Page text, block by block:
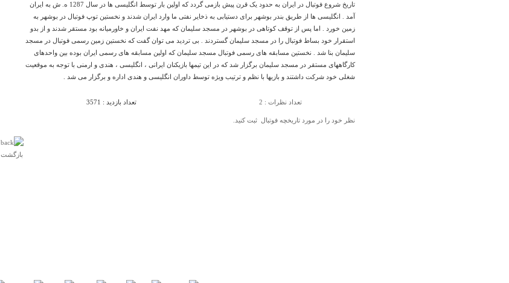
تاریخ شروع فوتبال در ایران به حدود یک قرن پیش بازمی گردد که اولین بار توسط انگلیسی ها در سال 1287 ه. ش به ایران
‏آمد . انگلیسی ها از طریق بندر بوشهر برای دستیابی به ذخایر نفتی ما وارد ایران شدند و نخستین توپ فوتبال در بوشهر به
زمین ‏خورد . اما پس از توقف کوتاهی در بوشهر در مسجد سلیمان که مهد نفت ایران و خاورمیانه بود مستقر شدند و از بدو
استقرار ‏خود بساط فوتبال را در مسجد سلیمان گستردند . بی تردید می توان گفت که نخستین زمین رسمی فوتبال در مسجد
سلیمان بنا شد . ‏نخستین مسابقه های رسمی فوتبال مسجد سلیمان که اولین مسابقه های رسمی ایران بوده بین واحدهای
کارگاههای مستقر در مسجد ‏سلیمان برگزار شد که در این تیمها بازیکنان ایرانی ، انگلیسی ، هندی و ارمنی با توجه به موقعیت
شغلی خود شرکت داشتند و ‏بازیها با نظم و ترتیب ویژه توسط داوران انگلیسی و هندی اداره و برگزار می شد . ‏
تعداد نظرات : 2 تعداد بازدید : 3571
نظر خود را در مورد تاریخچه فوتبال ‏ ثبت کنید.
بازگشت